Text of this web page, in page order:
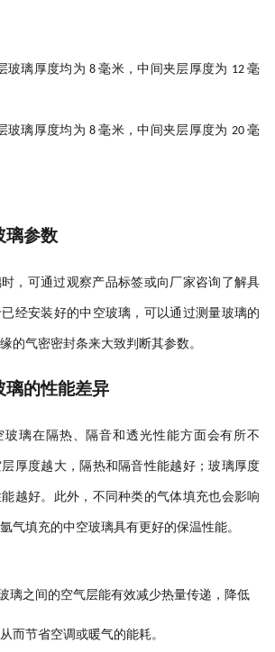
玻璃厚度均为8毫米，中间夹层厚度为 12毫
玻璃厚度均为8毫米，中间夹层厚度为 20毫
璃参数
，可通过观察产品标签或向厂家咨询了解具
经安装好的中空玻璃，可以通过测量玻璃的
的气密密封条来大致判断其参数。
璃的性能差异
玻璃在隔热、隔音和透光性能方面会有所不
厚度越大，隔热和隔音性能越好；玻璃厚度
越好。此外，不同种类的气体填充也会影响
气填充的中空玻璃具有更好的保温性能。
璃之间的空气层能有效减少热量传递，降低
而节省空调或暖气的能耗。